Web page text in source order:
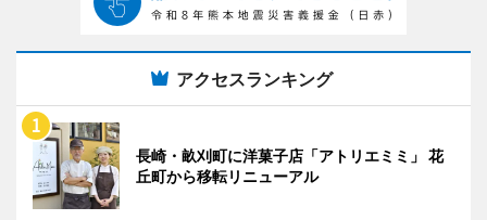
アクセスランキング
長崎・畝刈町に洋菓子店「アトリエミミ」 花
丘町から移転リニューアル